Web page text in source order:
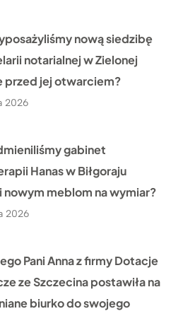
nową siedzibę
notarialnej w Zielonej
przed jej otwarciem?
2026
gabinet
Hanas w Biłgoraju
nowym meblom na wymiar?
2026
Pani Anna z firmy Dotacje
ze Szczecina postawiła na
biurko do swojego